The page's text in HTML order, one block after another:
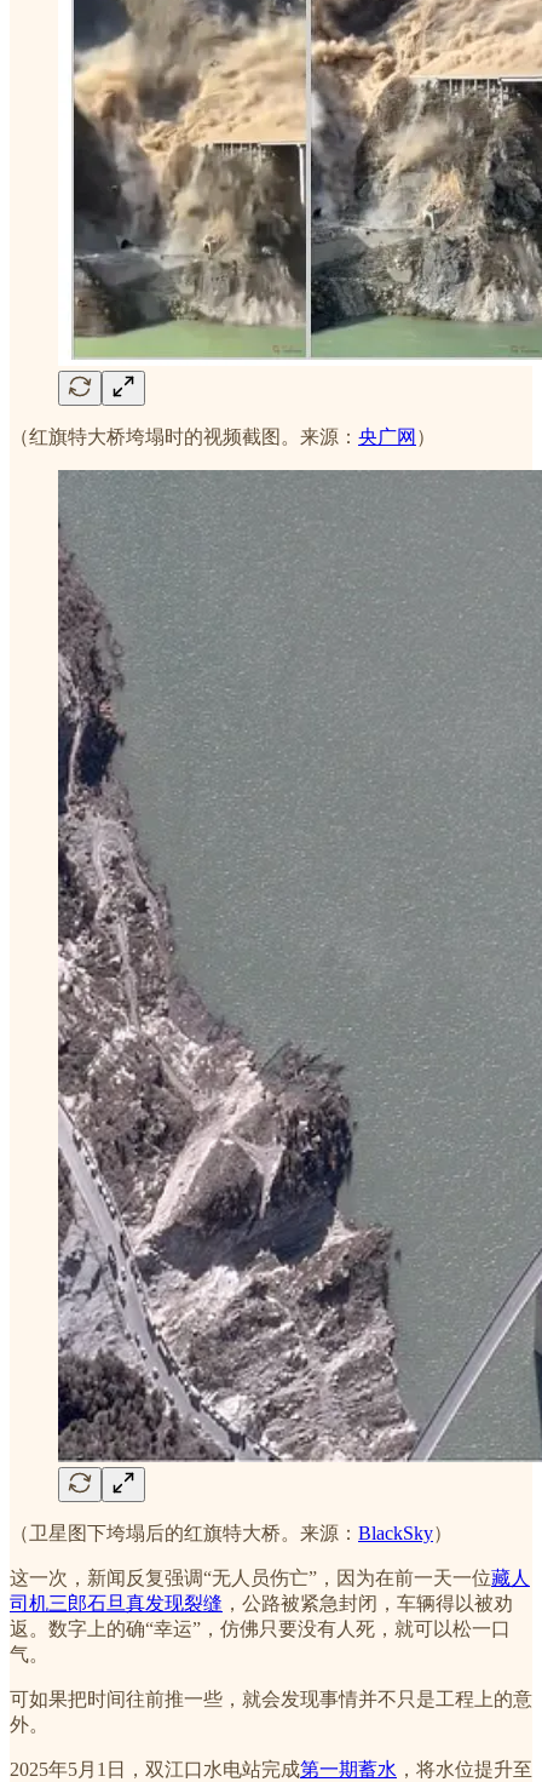
（红旗特大桥垮塌时的视频截图。来源： 央广网 ）
（卫星图下垮塌后的红旗特大桥。来源： BlackSky）
这一次，新闻反复强调“无人员伤亡”，因为在前一天一位藏人
司机三郎石旦真发现裂缝 ，公路被紧急封闭，车辆得以被劝
返。数字上的确“幸运”，仿佛只要没有人死，就可以松一口
气。
可如果把时间往前推一些，就会发现事情并不只是工程上的意
外。
2025年5月1日，双江口水电站完成第一期蓄水 ，将水位提升至